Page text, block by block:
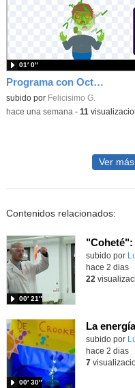
Programa con OctoStudio, un juego homenajeando al House of the dead con Zombies
Contenido educativo.
subido por Felicisimo G.
01′ 0″
-hace una semana - 11
Ver
Contenidos relacionados:
"Coheté":
Contenido
subido por
00′ 21″
hace 2 dias
22
Contenido
subido por
00′ 30″
hace 2 dias
7